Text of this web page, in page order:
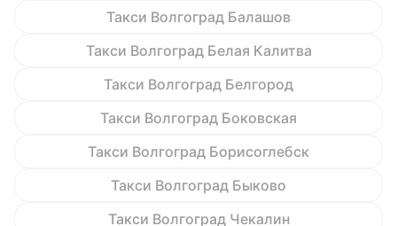
Такси Волгоград Балашов
Такси Волгоград Белая Калитва
Такси Волгоград Белгород
Такси Волгоград Боковская
Такси Волгоград Борисоглебск
Такси Волгоград Быково
Такси Волгоград Чекалин